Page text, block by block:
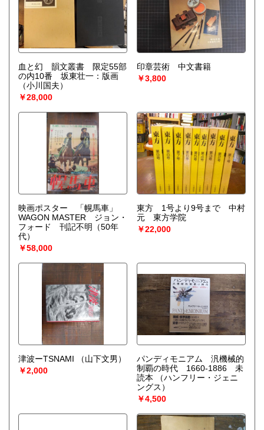
血と幻 韻文叢書 限定55部
の内10番 坂東壮一：版画
（小川国夫）
￥28,000
印章芸術 中文書籍
￥3,800
映画ポスター 「幌馬車」
WAGON MASTER ジョン・
フォード 刊記不明（50年
代）
￥58,000
東方 1号より9号まで 中村
元 東方学院
￥22,000
津波ーTSNAMI
（山下文男）
￥2,000
パンディモニアム 汎機械的
制覇の時代 1660‐1886 未
読本
（ハンフリー・ジェニ
ングス）
￥4,500